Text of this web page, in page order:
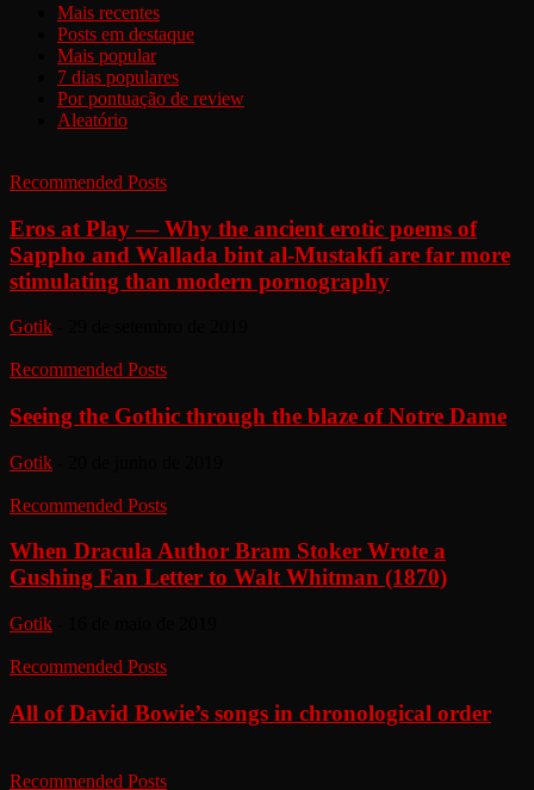
Mais recentes
Posts em destaque
Mais popular
7 dias populares
Por pontuação de review
Aleatório
Recommended Posts
Eros at Play — Why the ancient erotic poems of
Sappho and Wallada bint al-Mustakfi are far more
stimulating than modern pornography
Gotik
Recommended Posts
Seeing the Gothic through the blaze of Notre Dame
Gotik
Recommended Posts
When Dracula Author Bram Stoker Wrote a
Gushing Fan Letter to Walt Whitman (1870)
Gotik
Recommended Posts
All of David Bowie’s songs in chronological order
Recommended Posts